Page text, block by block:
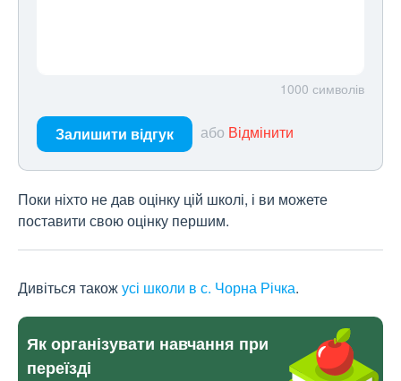
1000 символів
Залишити відгук або Відмінити
Поки ніхто не дав оцінку цій школі, і ви можете
поставити свою оцінку першим.
Дивіться такожусі школи в с. Чорна Річка.
Як організувати навчання при
переїзді